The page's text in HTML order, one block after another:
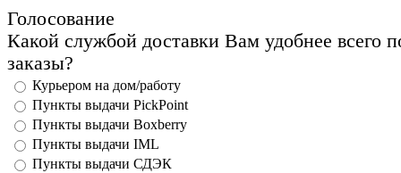
Голосование
Какой службой доставки Вам удобнее всего
заказы?
Курьером на дом/работу
Пункты выдачи PickPoint
Пункты выдачи Boxberry
Пункты выдачи IML
Пункты выдачи СДЭК